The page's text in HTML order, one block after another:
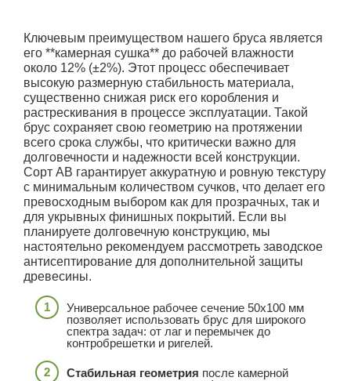
Ключевым преимуществом нашего бруса является
его **камерная сушка** до рабочей влажности
около 12% (±2%). Этот процесс обеспечивает
высокую размерную стабильность материала,
существенно снижая риск его коробления и
растрескивания в процессе эксплуатации. Такой
брус сохраняет свою геометрию на протяжении
всего срока службы, что критически важно для
долговечности и надежности всей конструкции.
Сорт АВ гарантирует аккуратную и ровную текстуру
с минимальным количеством сучков, что делает его
превосходным выбором как для прозрачных, так и
для укрывных финишных покрытий. Если вы
планируете долговечную конструкцию, мы
настоятельно рекомендуем рассмотреть заводское
антисептирование для дополнительной защиты
древесины.
Универсальное рабочее сечение 50x100 мм
позволяет использовать брус для широкого
спектра задач: от лаг и перемычек до
контробрешетки и ригелей.
Стабильная геометрия после камерной